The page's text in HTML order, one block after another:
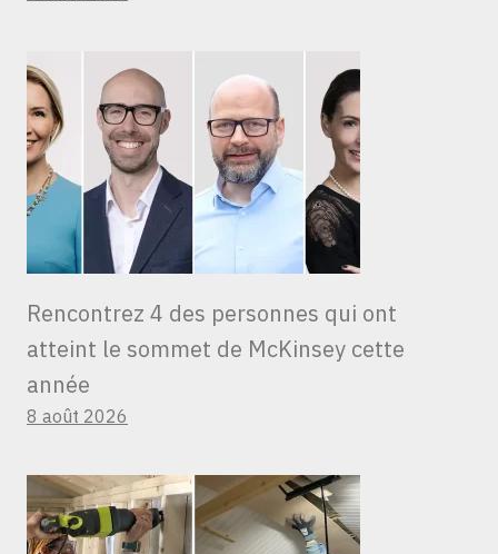
Rencontrez 4 des personnes qui ont
atteint le sommet de McKinsey cette
année
8 août 2026